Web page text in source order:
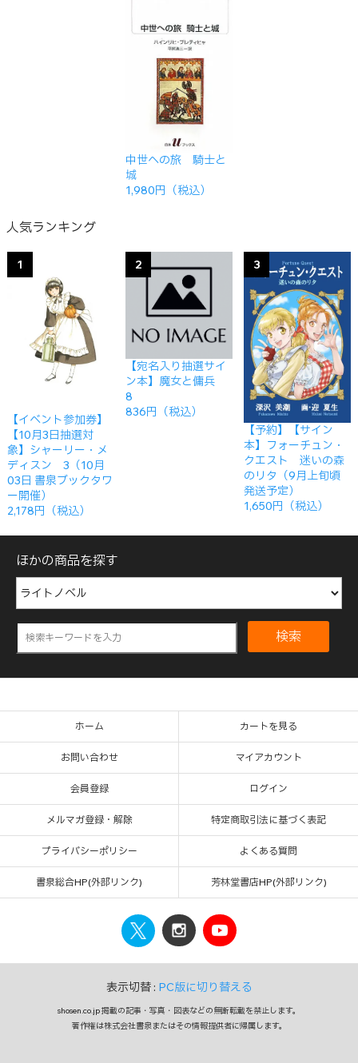
中世への旅 騎士と
城
1,980円（税込）
人気ランキング
1
【イベント参加券】
【10月3日抽選対
象】シャーリー・メ
ディスン 3（10月
03日 書泉ブックタワ
ー開催）
2,178円（税込）
2
【宛名入り抽選サイ
ン本】魔女と傭兵
8
836円（税込）
3
【予約】【サイン
本】フォーチュン・
クエスト 迷いの森
のリタ（9月上旬頃
発送予定）
1,650円（税込）
ほかの商品を探す
検索
ホーム カートを見る
お問い合わせ マイアカウント
会員登録 ログイン
メルマガ登録・解除 特定商取引法に基づく表記
プライバシーポリシー よくある質問
書泉総合HP(外部リンク) 芳林堂書店HP(外部リンク)
表示切替 : PC版に切り替える
shosen.co.jp 掲載の記事・写真・図表などの無断転載を禁止します。
著作権は株式会社書泉またはその情報提供者に帰属します。